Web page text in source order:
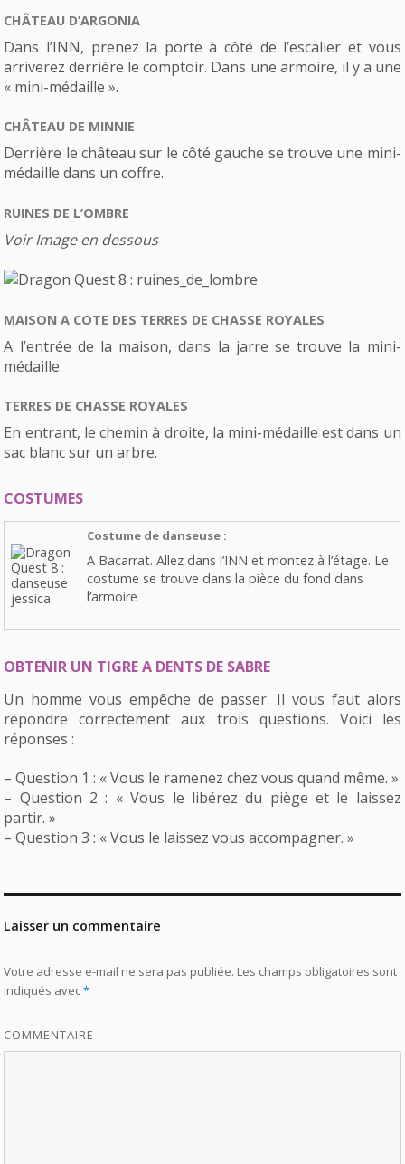
CHÂTEAU D’ARGONIA
Dans l’INN, prenez la porte à côté de l’escalier et vous
arriverez derrière le comptoir. Dans une armoire, il y a une
« mini-médaille ».
CHÂTEAU DE MINNIE
Derrière le château sur le côté gauche se trouve une mini-
médaille dans un coffre.
RUINES DE L’OMBRE
Voir Image en dessous
MAISON A COTE DES TERRES DE CHASSE ROYALES
A l’entrée de la maison, dans la jarre se trouve la mini-
médaille.
TERRES DE CHASSE ROYALES
En entrant, le chemin à droite, la mini-médaille est dans un
sac blanc sur un arbre.
COSTUMES
Costume de danseuse :
A Bacarrat. Allez dans l’INN et montez à l’étage. Le
costume se trouve dans la pièce du fond dans
l’armoire
OBTENIR UN TIGRE A DENTS DE SABRE
Un homme vous empêche de passer. Il vous faut alors
répondre correctement aux trois questions. Voici les
réponses :
– Question 1 : « Vous le ramenez chez vous quand même. »
– Question 2 : « Vous le libérez du piège et le laissez
partir. »
– Question 3 : « Vous le laissez vous accompagner. »
Laisser un commentaire
Votre adresse e-mail ne sera pas publiée. Les champs obligatoires sont
indiqués avec*
COMMENTAIRE